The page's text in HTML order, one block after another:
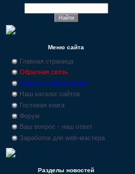
Меню сайта
Главная страница
Обратная связь
Новости, промо-акции
Наш каталог сайтов
Гостевая книга
Форум
Ваш вопрос - наш ответ
Заработок для web-мастера
Разделы новостей